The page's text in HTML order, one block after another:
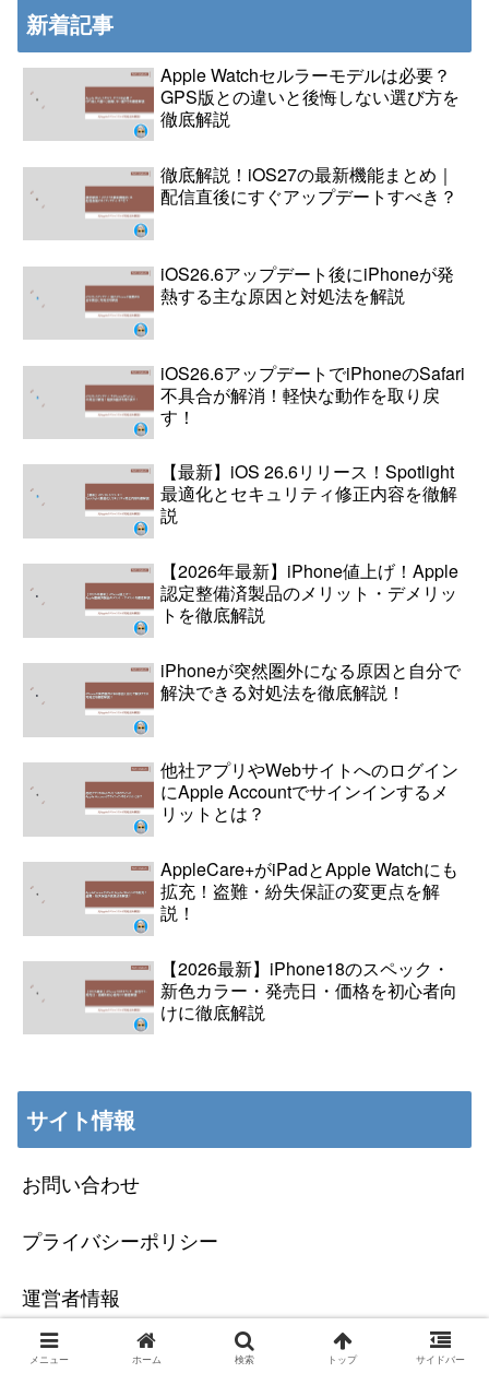
新着記事
Apple Watchセルラーモデルは必要？
GPS版との違いと後悔しない選び方を
徹底解説
徹底解説！iOS27の最新機能まとめ｜
配信直後にすぐアップデートすべき？
iOS26.6アップデート後にiPhoneが発
熱する主な原因と対処法を解説
iOS26.6アップデートでiPhoneのSafari
不具合が解消！軽快な動作を取り戻
す！
【最新】iOS 26.6リリース！Spotlight
最適化とセキュリティ修正内容を徹解
説
【2026年最新】iPhone値上げ！Apple
認定整備済製品のメリット・デメリッ
トを徹底解説
iPhoneが突然圏外になる原因と自分で
解決できる対処法を徹底解説！
他社アプリやWebサイトへのログイン
にApple Accountでサインインするメ
リットとは？
AppleCare+がiPadとApple Watchにも
拡充！盗難・紛失保証の変更点を解
説！
【2026最新】iPhone18のスペック・
新色カラー・発売日・価格を初心者向
けに徹底解説
サイト情報
お問い合わせ
プライバシーポリシー
運営者情報
メニュー ホーム 検索 トップ サイドバー